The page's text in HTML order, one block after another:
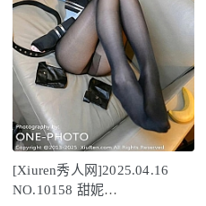
[Xiuren秀人网]2025.04.16
NO.10158 甜妮